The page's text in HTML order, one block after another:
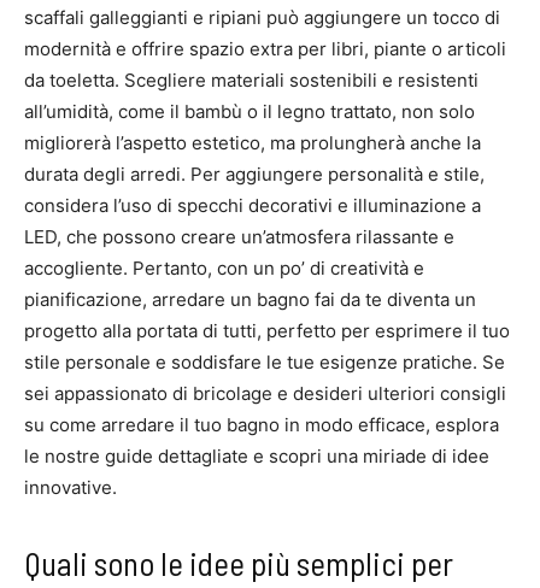
scaffali galleggianti e ripiani può aggiungere un tocco di
modernità e offrire spazio extra per libri, piante o articoli
da toeletta. Scegliere materiali sostenibili e resistenti
all’umidità, come il bambù o il legno trattato, non solo
migliorerà l’aspetto estetico, ma prolungherà anche la
durata degli arredi. Per aggiungere personalità e stile,
considera l’uso di specchi decorativi e illuminazione a
LED, che possono creare un’atmosfera rilassante e
accogliente. Pertanto, con un po’ di creatività e
pianificazione, arredare un bagno fai da te diventa un
progetto alla portata di tutti, perfetto per esprimere il tuo
stile personale e soddisfare le tue esigenze pratiche. Se
sei appassionato di bricolage e desideri ulteriori consigli
su come arredare il tuo bagno in modo efficace, esplora
le nostre guide dettagliate e scopri una miriade di idee
innovative.
Quali sono le idee più semplici per